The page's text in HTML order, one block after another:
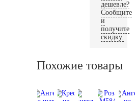
дешевле?
Сообщите
и
получите
скидку.
Похожие товары